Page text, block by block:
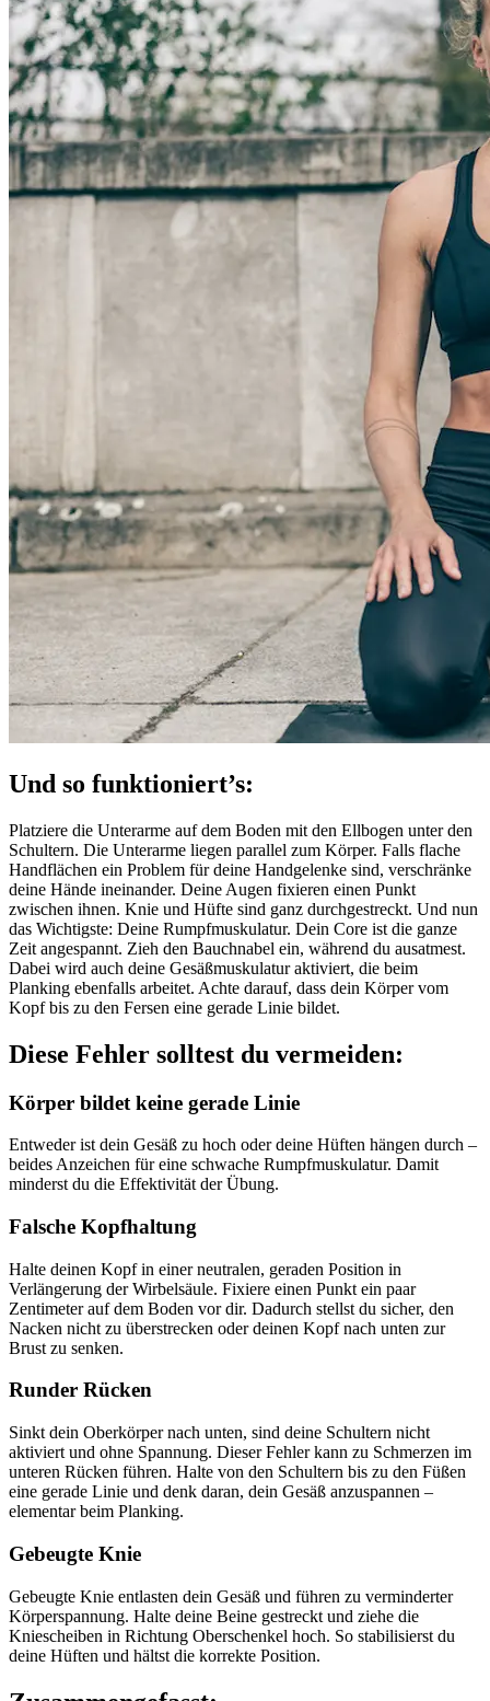
Und so funktioniert’s:
Platziere die Unterarme auf dem Boden mit den Ellbogen unter den
Schultern. Die Unterarme liegen parallel zum Körper. Falls flache
Handflächen ein Problem für deine Handgelenke sind, verschränke
deine Hände ineinander. Deine Augen fixieren einen Punkt
zwischen ihnen. Knie und Hüfte sind ganz durchgestreckt. Und nun
das Wichtigste: Deine Rumpfmuskulatur. Dein Core ist die ganze
Zeit angespannt. Zieh den Bauchnabel ein, während du ausatmest.
Dabei wird auch deine Gesäßmuskulatur aktiviert, die beim
Planking ebenfalls arbeitet. Achte darauf, dass dein Körper vom
Kopf bis zu den Fersen eine gerade Linie bildet.
Diese Fehler solltest du vermeiden:
Körper bildet keine gerade Linie
Entweder ist dein Gesäß zu hoch oder deine Hüften hängen durch –
beides Anzeichen für eine schwache Rumpfmuskulatur. Damit
minderst du die Effektivität der Übung.
Falsche Kopfhaltung
Halte deinen Kopf in einer neutralen, geraden Position in
Verlängerung der Wirbelsäule. Fixiere einen Punkt ein paar
Zentimeter auf dem Boden vor dir. Dadurch stellst du sicher, den
Nacken nicht zu überstrecken oder deinen Kopf nach unten zur
Brust zu senken.
Runder Rücken
Sinkt dein Oberkörper nach unten, sind deine Schultern nicht
aktiviert und ohne Spannung. Dieser Fehler kann zu Schmerzen im
unteren Rücken führen. Halte von den Schultern bis zu den Füßen
eine gerade Linie und denk daran, dein Gesäß anzuspannen –
elementar beim Planking.
Gebeugte Knie
Gebeugte Knie entlasten dein Gesäß und führen zu verminderter
Körperspannung. Halte deine Beine gestreckt und ziehe die
Kniescheiben in Richtung Oberschenkel hoch. So stabilisierst du
deine Hüften und hältst die korrekte Position.